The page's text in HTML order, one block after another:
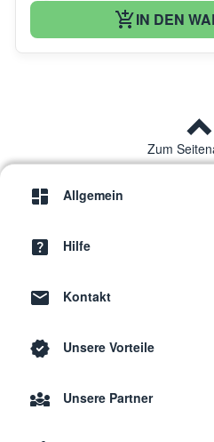
IN DEN
Zum
Allgemein
Hilfe
Kontakt
Unsere Vorteile
Unsere Partner